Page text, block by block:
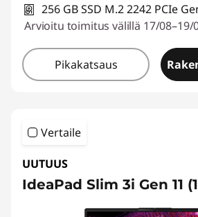
256 GB SSD M.2 2242 PCIe
Arvioitu toimitus välillä 17/08–19/
Pikakatsaus
Vertaile
UUTUUS
IdeaPad Slim 3i Gen 11